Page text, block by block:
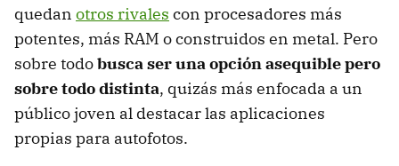
quedan otros rivales con procesadores más
potentes, más RAM o construidos en metal. Pero
sobre todobusca ser una opción asequible pero
sobre todo distinta, quizás más enfocada a un
público joven al destacar las aplicaciones
propias para autofotos.